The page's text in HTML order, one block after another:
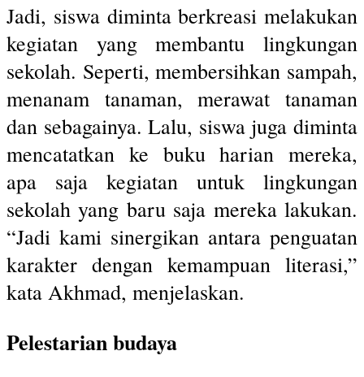
Jadi, siswa diminta berkreasi melakukan
kegiatan yang membantu lingkungan
sekolah. Seperti, membersihkan sampah,
menanam tanaman, merawat tanaman
dan sebagainya. Lalu, siswa juga diminta
mencatatkan ke buku harian mereka,
apa saja kegiatan untuk lingkungan
sekolah yang baru saja mereka lakukan.
“Jadi kami sinergikan antara penguatan
karakter dengan kemampuan literasi,”
kata Akhmad, menjelaskan.
Pelestarian budaya